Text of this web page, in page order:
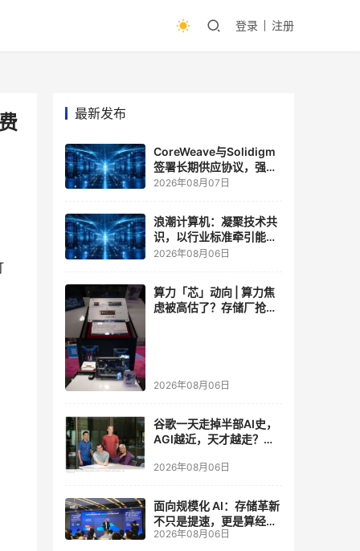
登录 注册
最新发布
CoreWeave与Solidigm
签署长期供应协议，强化
一体化人工智能云平台
2026年08月07日
浪潮计算机：凝聚技术共
识，以行业标准牵引能力
跃升
2026年08月06日
算力「芯」动向 | 算力焦
虑被高估了？存储厂抢了
2026年08月06日
谷歌一天走掉半部AI史，
AGI越近，天才越走？大
自己的研发节奏
2026年08月06日
面向规模化 AI：存储革新
不只是提速，更是算经济
账
2026年08月06日